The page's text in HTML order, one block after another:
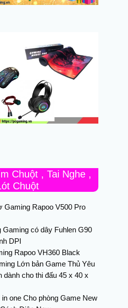
Chuột , Tai Nghe ,
Chuột
Gaming Rapoo V500 Pro
Gaming có dây Fuhlen G90
DPI
Rapoo VH360 Black
Lớn bản Game Thủ Yêu
dành cho thi đấu 45 x 40 x
in one Cho phòng Game New